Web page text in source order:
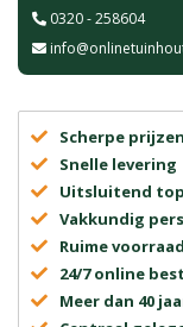
0320 - 258604
Scherpe prijzen
Snelle levering
Uitsluitend
Vakkundig
Ruime voorraad
24/7 online
Meer dan 40